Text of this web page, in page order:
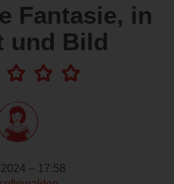
Fantasie, in
und Bild
– 17:58